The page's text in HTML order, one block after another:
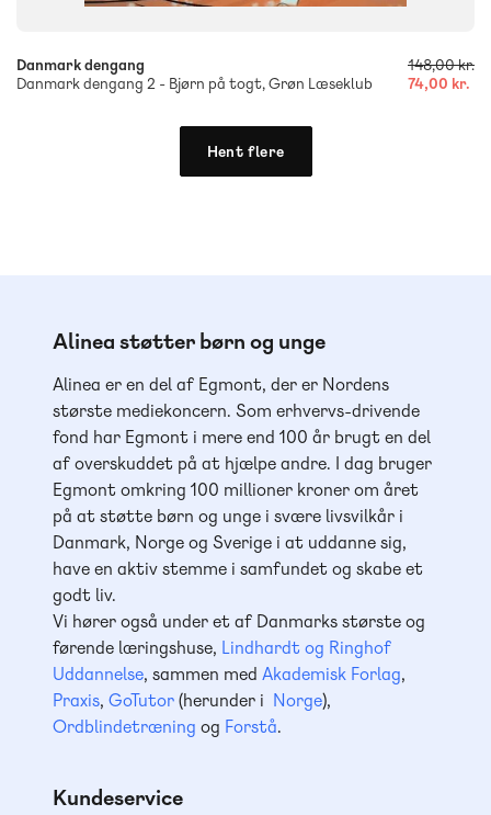
Danmark dengang
Danmark dengang 2 - Bjørn på togt, Grøn Læseklub
74,00 kr.
148,00 kr.
Hent flere
Alinea støtter børn og unge
Alinea er en del af Egmont, der er Nordens
største mediekoncern. Som erhvervs-drivende
fond har Egmont i mere end 100 år brugt en del
af overskuddet på at hjælpe andre. I dag bruger
Egmont omkring 100 millioner kroner om året
på at støtte børn og unge i svære livsvilkår i
Danmark, Norge og Sverige i at uddanne sig,
have en aktiv stemme i samfundet og skabe et
godt liv.
Vi hører også under et af Danmarks største og
førende læringshuse, Lindhardt og Ringhof
Uddannelse, sammen med Akademisk Forlag,
Praxis, GoTutor(herunder i Norge),
Ordblindetræning og Forstå.
Kundeservice